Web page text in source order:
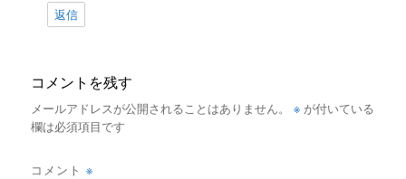
返信
コメントを残す
メールアドレスが公開されることはありません。 ※ が付いている
欄は必須項目です
コメント※